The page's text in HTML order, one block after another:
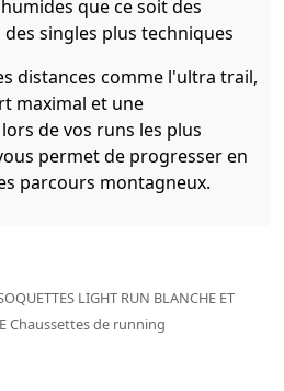
que ce soit des
singles plus techniques
distances comme l'ultra trail,
maximal et une
de vos runs les plus
permet de progresser en
parcours montagneux.
LIGHT RUN BLANCHE ET
Chaussettes de running